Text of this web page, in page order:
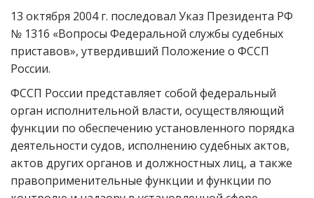
13 октября 2004 г. последовал Указ Президента РФ
№ 1316 «Вопросы Федеральной службы судебных
приставов», утвердивший Положение о ФССП
России.
ФССП России представляет собой федеральный
орган исполнительной власти, осуществляющий
функции по обеспечению установленного порядка
деятельности судов, исполнению судебных актов,
актов других органов и должностных лиц, а также
правоприменительные функции и функции по